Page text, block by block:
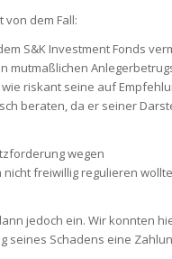
dem Fall:
S&K Investment Fonds
mutmaßlichen
riskant seine auf
beraten, da er seiner
wegen
freiwillig regulieren
jedoch ein. Wir konnten
seines Schadens eine